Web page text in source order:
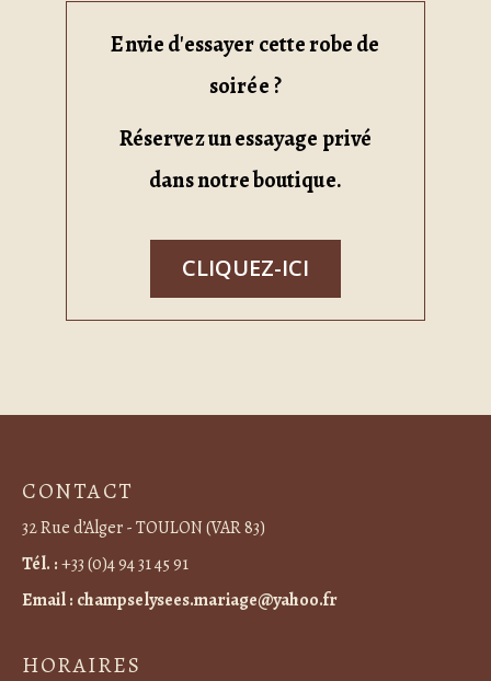
Envie d'essayer cette robe de
soirée ?
Réservez un essayage privé
dans notre boutique.
CLIQUEZ-ICI
CONTACT
32 Rue d’Alger - TOULON (VAR 83)
Tél. :+33 (0)4 94 31 45 91
Email : champselysees.mariage@yahoo.fr
HORAIRES